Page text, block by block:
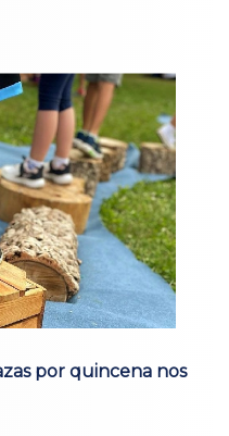
por quincena nos